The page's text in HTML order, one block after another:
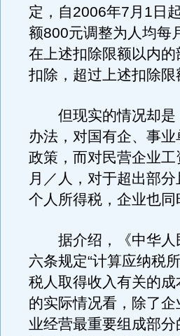
定，自2006年7月1日
额800元调整为人均每
在上述扣除限额以内
扣除，超过上述扣除限
但现实的情况却是
办法，对国有企、事业
政策，而对民营企业
月／人，对于超出部
个人所得税，企业也
据介绍，《中华人
六条规定“计算应纳税
税人取得收入有关的
的实际情况看，除了
业经营最重要组成部